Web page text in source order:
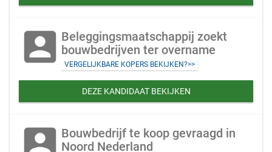
account_box Beleggingsmaatschappij zoekt
bouwbedrijven ter overname
VERGELIJKBARE KOPERS BEKIJKEN?>>
DEZE KANDIDAAT BEKIJKEN
account_box Bouwbedrijf te koop gevraagd in
Noord Nederland